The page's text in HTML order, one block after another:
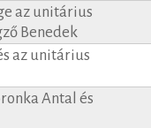
az unitárius
Benedek
az unitárius
Antal és